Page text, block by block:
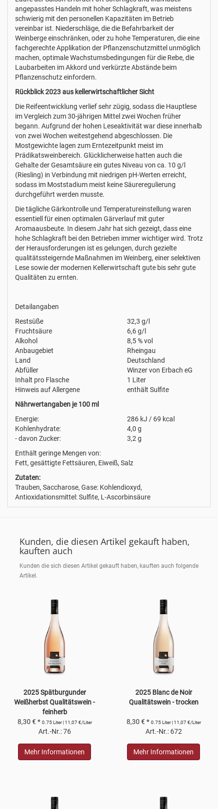
angepasstes Handeln mit hoher Schlagkraft, was meistens
schwierig mit den personellen Kapazitäten im Betrieb
vereinbar ist. Niederschläge, die die Befahrbarkeit der
Weinberge einschränken, oder zu hohe Temperaturen, die eine
fachgerechte Applikation der Pflanzenschutzmittel unmöglich
machen, optimale Wachstumsbedingungen für die Rebe, die
Laubarbeiten im Akkord und verkürzte Abstände beim
Pflanzenschutz einfordern.
Rückblick 2023 aus kellerwirtschaftlicher Sicht
Die Reifeentwicklung verlief sehr zügig, sodass die Hauptlese
im Vergleich zum 30-jährigen Mittel zwei Wochen früher
begann. Aufgrund der hohen Leseaktivität war diese innerhalb
von zwei Wochen weitestgehend abgeschlossen. Die
Mostgewichte lagen zum Erntezeitpunkt meist im
Prädikatsweinbereich. Glücklicherweise hatten auch die
Gehalte der Gesamtsäure ein gutes Niveau von ca. 10 g/l
(Riesling) in Verbindung mit niedrigen pH-Werten erreicht,
sodass im Moststadium meist keine Säureregulierung
durchgeführt werden musste.
Die tägliche Gärkontrolle und Temperatureinstellung waren
essentiell für einen optimalen Gärverlauf mit guter
Aromaausbeute. In diesem Jahr hat sich gezeigt, dass eine
hohe Schlagkraft bei den Betrieben immer wichtiger wird. Trotz
der Herausforderungen ist es gelungen, durch gezielte
qualitätssteigernde Maßnahmen im Weinberg, einer selektiven
Lese sowie der modernen Kellerwirtschaft gute bis sehr gute
Qualitäten zu ernten.
Detailangaben
Restsüße
32,3 g/l
Fruchtsäure
6,6 g/l
Alkohol
8,5 % vol
Anbaugebiet
Rheingau
Land
Deutschland
Abfüller
Winzer von Erbach eG
Inhalt pro Flasche
1 Liter
Hinweis auf Allergene
enthält Sulfite
Nährwertangaben je 100 ml
Energie:
286 kJ / 69 kcal
Kohlenhydrate:
4,0 g
- davon Zucker:
3,2 g
Enthält geringe Mengen von:
Fett, gesättigte Fettsäuren, Eiweiß, Salz
Zutaten:
Trauben, Saccharose, Gase: Kohlendioxyd,
Antioxidationsmittel: Sulfite, L-Ascorbinsäure
Kunden, die diesen Artikel gekauft haben,
kauften auch
Kunden die sich diesen Artikel gekauft haben, kauften auch folgende
Artikel.
2025 Spätburgunder
Weißherbst Qualitätswein -
feinherb
8,30 € * 0.75 Liter | 11,07 €/Liter
Art.-Nr.: 76
Mehr Informationen
2025 Blanc de Noir
Qualitätswein - trocken
8,30 € * 0.75 Liter | 11,07 €/Liter
Art.-Nr.: 672
Mehr Informationen